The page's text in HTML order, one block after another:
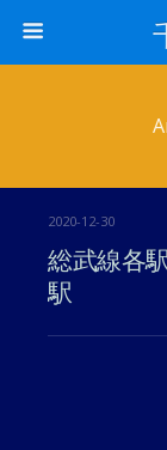
2020-12-30
総武線各
駅